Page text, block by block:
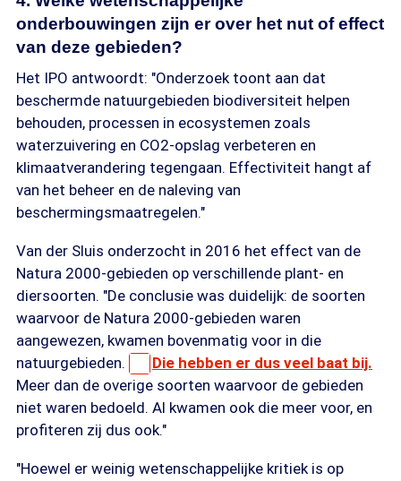
onderbouwingen zijn er over het nut of effect
van deze gebieden?
Het IPO antwoordt: "Onderzoek toont aan dat
beschermde natuurgebieden biodiversiteit helpen
behouden, processen in ecosystemen zoals
waterzuivering en CO2-opslag verbeteren en
klimaatverandering tegengaan. Effectiviteit hangt af
van het beheer en de naleving van
beschermingsmaatregelen."
Van der Sluis onderzocht in 2016 het effect van de
Natura 2000-gebieden op verschillende plant- en
diersoorten. "De conclusie was duidelijk: de soorten
waarvoor de Natura 2000-gebieden waren
aangewezen, kwamen bovenmatig voor in die
natuurgebieden.
Die hebben er dus veel baat bij.
Meer dan de overige soorten waarvoor de gebieden
niet waren bedoeld. Al kwamen ook die meer voor, en
profiteren zij dus ook."
"Hoewel er weinig wetenschappelijke kritiek is op